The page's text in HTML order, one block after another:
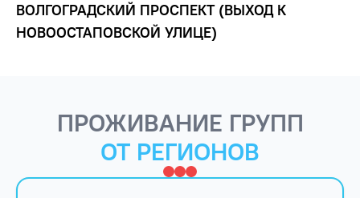
ВОЛГОГРАДСКИЙ ПРОСПЕКТ (ВЫХОД К
НОВООСТАПОВСКОЙ УЛИЦЕ)
ПРОЖИВАНИЕ ГРУПП
ОТ РЕГИОНОВ